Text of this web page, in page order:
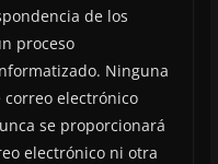
de los
proceso
Ninguna
electrónico
se proporcionará
electrónico ni otra